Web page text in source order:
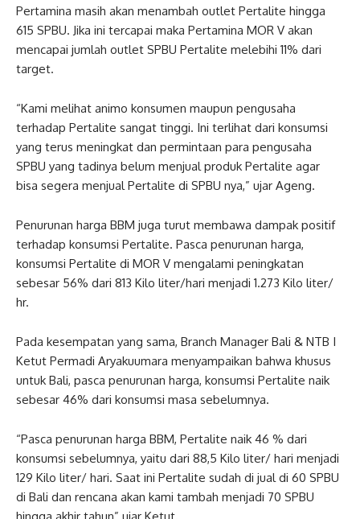
Pertamina masih akan menambah outlet Pertalite hingga
615 SPBU. Jika ini tercapai maka Pertamina MOR V akan
mencapai jumlah outlet SPBU Pertalite melebihi 11% dari
target.
“Kami melihat animo konsumen maupun pengusaha
terhadap Pertalite sangat tinggi. Ini terlihat dari konsumsi
yang terus meningkat dan permintaan para pengusaha
SPBU yang tadinya belum menjual produk Pertalite agar
bisa segera menjual Pertalite di SPBU nya,” ujar Ageng.
Penurunan harga BBM juga turut membawa dampak positif
terhadap konsumsi Pertalite. Pasca penurunan harga,
konsumsi Pertalite di MOR V mengalami peningkatan
sebesar 56% dari 813 Kilo liter/hari menjadi 1.273 Kilo liter/
hr.
Pada kesempatan yang sama, Branch Manager Bali & NTB I
Ketut Permadi Aryakuumara menyampaikan bahwa khusus
untuk Bali, pasca penurunan harga, konsumsi Pertalite naik
sebesar 46% dari konsumsi masa sebelumnya.
“Pasca penurunan harga BBM, Pertalite naik 46 % dari
konsumsi sebelumnya, yaitu dari 88,5 Kilo liter/ hari menjadi
129 Kilo liter/ hari. Saat ini Pertalite sudah di jual di 60 SPBU
di Bali dan rencana akan kami tambah menjadi 70 SPBU